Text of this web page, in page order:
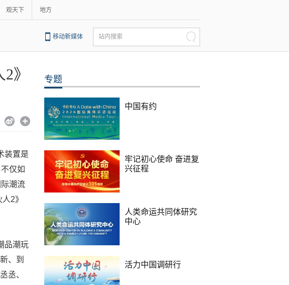
观天下 地方
移动新媒体 站内搜索
》
装置是
仅如
潮流
2》
品潮玩
、到
丞、
专题
中国有约
牢记初心使命 奋进复
兴征程
人类命运共同体研究
中心
活力中国调研行